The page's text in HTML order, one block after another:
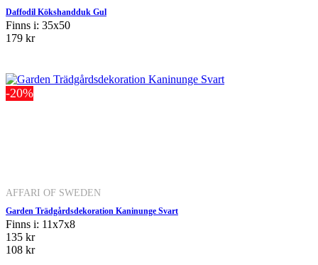
Daffodil Kökshandduk Gul
Finns i: 35x50
179 kr
-20%
AFFARI OF SWEDEN
Garden Trädgårdsdekoration Kaninunge Svart
Finns i: 11x7x8
135 kr
108 kr